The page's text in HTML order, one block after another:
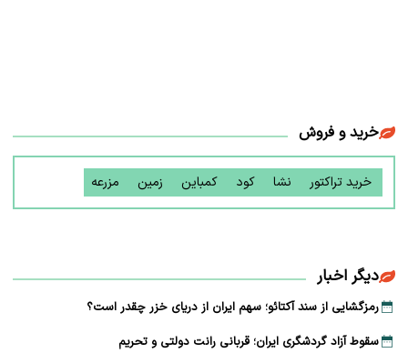
خرید و فروش
خرید تراکتور نشا کود کمباین زمین مزرعه
دیگر اخبار
رمزگشایی از سند آکتائو؛ سهم ایران از دریای خزر چقدر است؟
سقوط آزاد گردشگری ایران؛ قربانی رانت دولتی و تحریم